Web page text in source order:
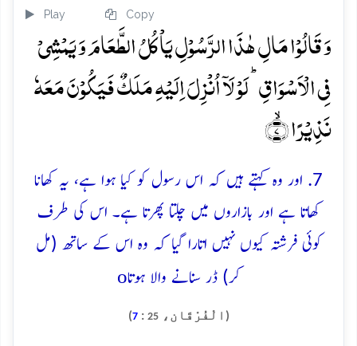
Play Copy
وَ قَالُوۡا مَالِ ہٰذَا الرَّسُوۡلِ یَاۡکُلُ الطَّعَامَ وَ یَمۡشِیۡ
فِی الۡاَسۡوَاقِ ؕ لَوۡ لَاۤ اُنۡزِلَ اِلَیۡہِ مَلَکٌ فَیَکُوۡنَ مَعَہٗ
نَذِیۡرًا ۙ﴿۷﴾
7. اور وہ کہتے ہیں کہ اس رسول کو کیا ہوا ہے، یہ کھانا
کھاتا ہے اور بازاروں میں چلتا پھرتا ہے۔ اس کی طرف
کوئی فرشتہ کیوں نہیں اتارا گیا کہ وہ اس کے ساتھ (مل
کر) ڈر سنانے والا ہوتاo
(الْفُرْقَان،25
:
7
)